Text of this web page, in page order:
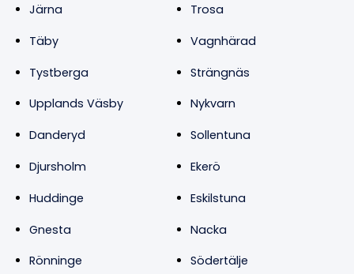
Järna
Trosa
Täby
Vagnhärad
Tystberga
Strängnäs
Upplands Väsby
Nykvarn
Danderyd
Sollentuna
Djursholm
Ekerö
Huddinge
Eskilstuna
Gnesta
Nacka
Rönninge
Södertälje